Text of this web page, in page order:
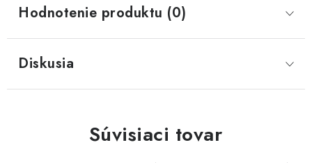
Hodnotenie produktu (0)
Diskusia
Súvisiaci tovar